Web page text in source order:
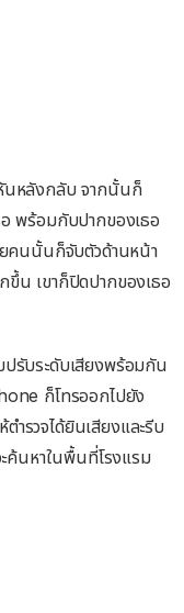
นหลังกลับ จากนั้นก็
พร้อมกับปากของเธอ
ยคนนั้นก็จับตัวด้านหน้า
น เขาก็ปิดปากของเธอ
รับระดับเสียงพร้อมกัน
ก็โทรออกไปยัง
ำรวจได้ยินเสียงและรีบ
ค้นหาในพื้นที่โรงแรม